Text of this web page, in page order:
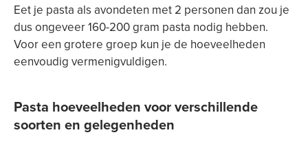
Eet je pasta als avondeten met 2 personen dan zou je
dus ongeveer 160-200 gram pasta nodig hebben.
Voor een grotere groep kun je de hoeveelheden
eenvoudig vermenigvuldigen.
Pasta hoeveelheden voor verschillende
soorten en gelegenheden